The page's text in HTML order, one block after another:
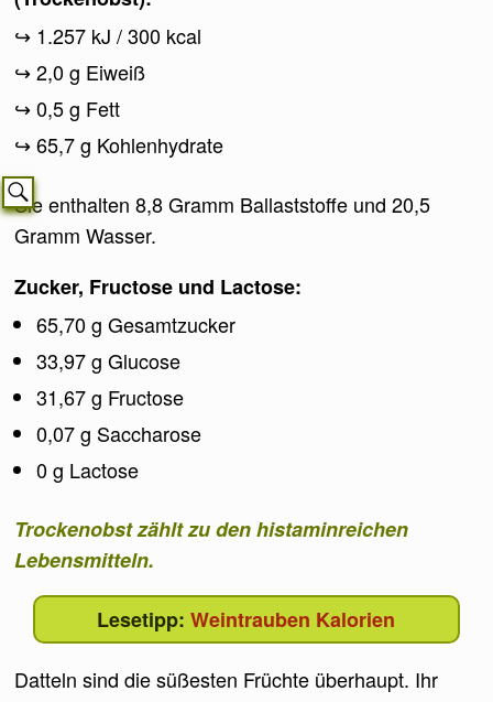
1.257 kJ / 300 kcal
2,0 g Eiweiß
0,5 g Fett
65,7 g Kohlenhydrate
Sie enthalten 8,8 Gramm Ballaststoffe und 20,5
Gramm Wasser.
Zucker, Fructose und Lactose:
65,70 g Gesamtzucker
33,97 g Glucose
31,67 g Fructose
0,07 g Saccharose
0 g Lactose
Trockenobst zählt zu den histaminreichen
Lebensmitteln.
Weintrauben Kalorien
Datteln sind die süßesten Früchte überhaupt. Ihr